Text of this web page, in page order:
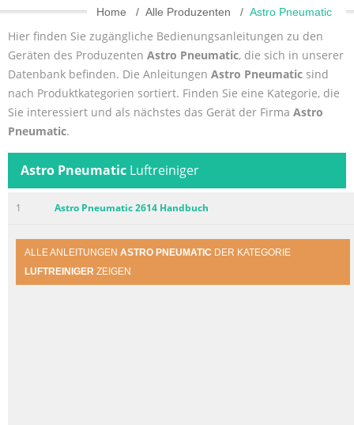
Home Alle Produzenten Astro Pneumatic
Hier finden Sie zugängliche Bedienungsanleitungen zu den
Geräten des Produzenten Astro Pneumatic, die sich in unserer
Datenbank befinden. Die Anleitungen Astro Pneumatic sind
nach Produktkategorien sortiert. Finden Sie eine Kategorie, die
Sie interessiert und als nächstes das Gerät der Firma Astro
Pneumatic.
Astro Pneumatic Luftreiniger
1 Astro Pneumatic 2614 Handbuch
ALLE ANLEITUNGEN ASTRO PNEUMATIC DER KATEGORIE
LUFTREINIGER ZEIGEN